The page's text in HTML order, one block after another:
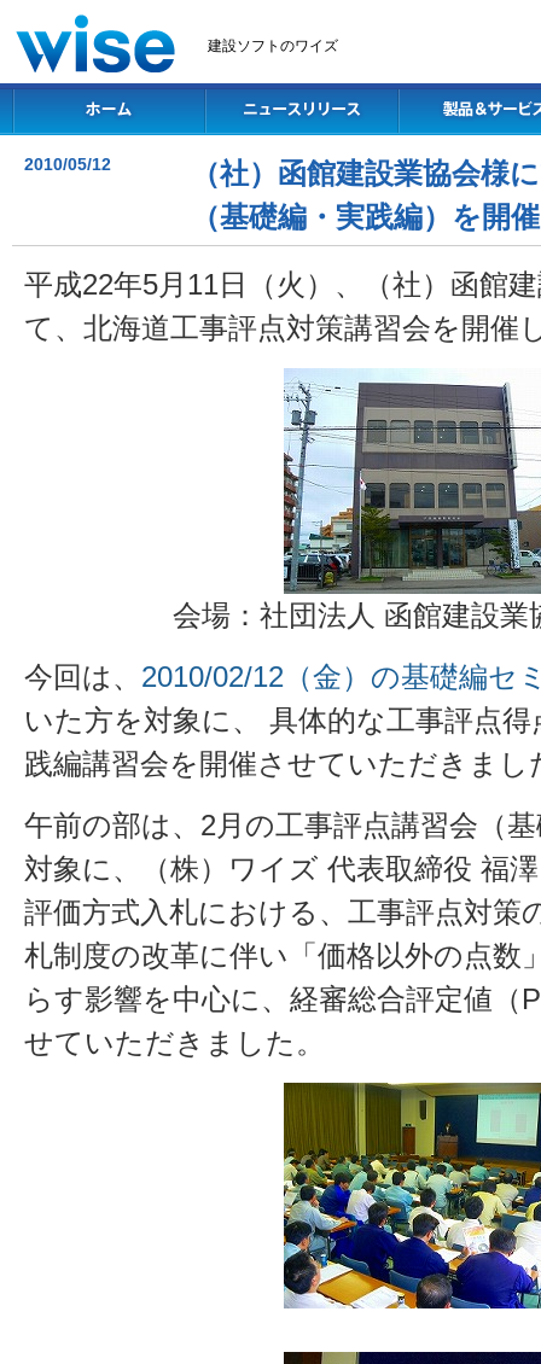
建設ソフトのワイズ
2010/05/12
（社）函館建設業協会様
（基礎編・実践編）を開催
平成22年5月11日（火）、（社）函館
て、北海道工事評点対策講習会を開催
会場：社団法人 函館建設業
今回は、 2010/02/12（金）の基礎編セ
いた方を対象に、 具体的な工事評点
践編講習会を開催させていただきまし
午前の部は、2月の工事評点講習会（
対象に、（株）ワイズ 代表取締役 福
評価方式入札における、工事評点対策
札制度の改革に伴い「価格以外の点数
らす影響を中心に、経審総合評定値（
せていただきました。